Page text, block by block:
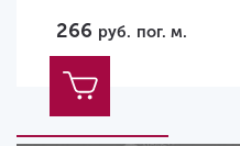
266 руб. пог. м.